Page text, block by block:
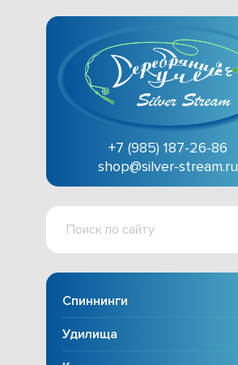
+7 (985) 187-26-86
shop@silver-stream.ru
Поиск
сайту
Спиннинги
Удилища